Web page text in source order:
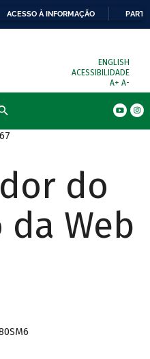
ACESSO À INFORMAÇÃO
ENGLISH
ACESSIBILIDADE
A+ A-
do
Web